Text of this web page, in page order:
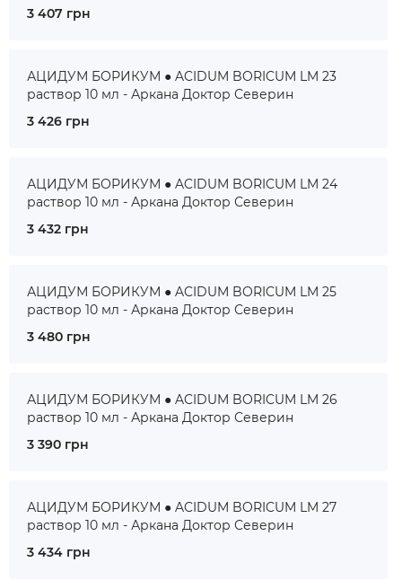
3 407 грн
АЦИДУМ БОРИКУМ ● ACIDUM BORICUM LM 23
раствор 10 мл - Аркана Доктор Северин
3 426 грн
АЦИДУМ БОРИКУМ ● ACIDUM BORICUM LM 24
раствор 10 мл - Аркана Доктор Северин
3 432 грн
АЦИДУМ БОРИКУМ ● ACIDUM BORICUM LM 25
раствор 10 мл - Аркана Доктор Северин
3 480 грн
АЦИДУМ БОРИКУМ ● ACIDUM BORICUM LM 26
раствор 10 мл - Аркана Доктор Северин
3 390 грн
АЦИДУМ БОРИКУМ ● ACIDUM BORICUM LM 27
раствор 10 мл - Аркана Доктор Северин
3 434 грн